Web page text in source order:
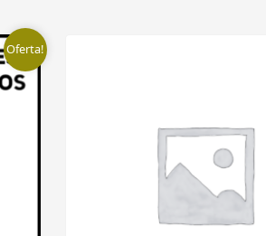
Oferta!